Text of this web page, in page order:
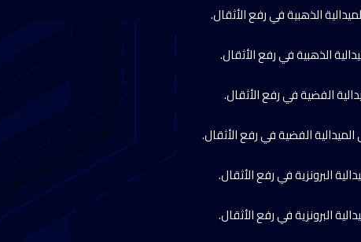
الذهبية في رفع الأثقال.
الذهبية في رفع الأثقال.
الفضية في رفع الأثقال.
الفضية في رفع الأثقال.
البرونزية في رفع الأثقال.
البرونزية في رفع الأثقال.